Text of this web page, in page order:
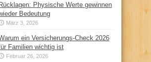
Physische Werte gewinnen
Bedeutung
März 3, 2026
ein Versicherungs-Check 2026
Familien wichtig ist
Februar 26, 2026